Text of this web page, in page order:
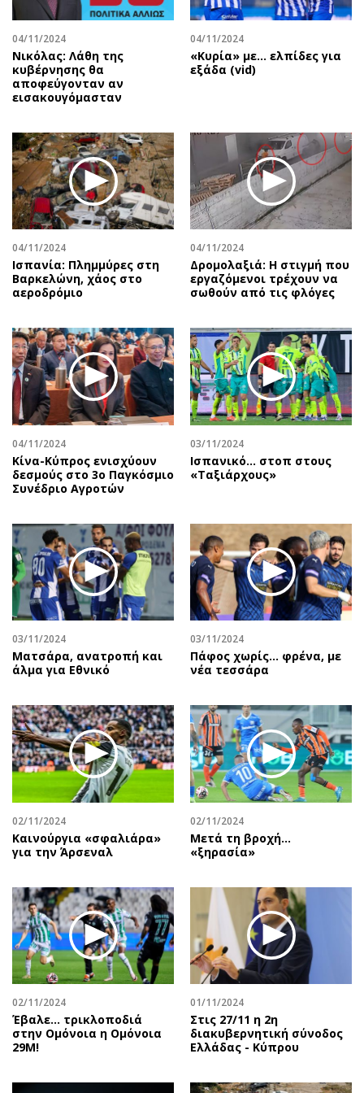
Περιβάλλον
Κόσμος
Παράξενα
Πολιτισμός
Θέατρο-Χορός
Μουσική
Εικαστικά
Βιβλίο
Χειρόγραφα
Ταξίδια
Έξοδος
Media
Podcasts
Uncut
Προσφορές
Προσωπικότητες στην ''Κ''
Επιστολές
04/11/2024
Νικόλας: Λάθη της
κυβέρνησης θα
αποφεύγονταν αν
εισακουγόμασταν
04/11/2024
«Κυρία» με... ελπίδες για
εξάδα (vid)
04/11/2024
Ισπανία: Πλημμύρες στη
Βαρκελώνη, χάος στο
αεροδρόμιο
04/11/2024
Δρομολαξιά: Η στιγμή που
εργαζόμενοι τρέχουν να
σωθούν από τις φλόγες
04/11/2024
Κίνα-Κύπρος ενισχύουν
δεσμούς στο 3ο Παγκόσμιο
Συνέδριο Αγροτών
03/11/2024
Ισπανικό... στοπ στους
«Ταξιάρχους»
03/11/2024
Ματσάρα, ανατροπή και
άλμα για Εθνικό
03/11/2024
Πάφος χωρίς... φρένα, με
νέα τεσσάρα
02/11/2024
Καινούργια «σφαλιάρα»
για την Άρσεναλ
02/11/2024
Μετά τη βροχή…
«ξηρασία»
02/11/2024
Έβαλε… τρικλοποδιά
στην Ομόνοια η Ομόνοια
29Μ!
01/11/2024
Στις 27/11 η 2η
διακυβερνητική σύνοδος
Ελλάδας - Κύπρου